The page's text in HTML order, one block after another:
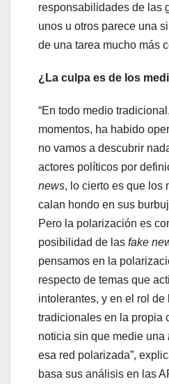
responsabilidades de las
unos u otros parece una
de una tarea mucho más
¿La culpa es de los
“En todo medio
momentos, ha habido
no vamos a descubrir
actores políticos por
news, lo cierto es que los
calan hondo en sus
Pero la polarización es
posibilidad de las fake
pensamos en la
respecto de temas que
intolerantes, y en el rol de
tradicionales en la propia
noticia sin que medie una
esa red polarizada”,
basa sus análisis en las